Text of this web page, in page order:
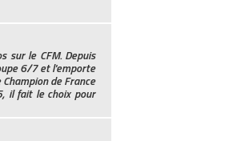
sur le CFM. Depuis
6/7 et l'emporte
de France
il fait le choix pour